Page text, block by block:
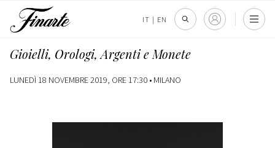
IT | EN
Gioielli, Orologi, Argenti e Monete
LUNEDÌ 18 NOVEMBRE 2019, ORE 17:30 • MILANO